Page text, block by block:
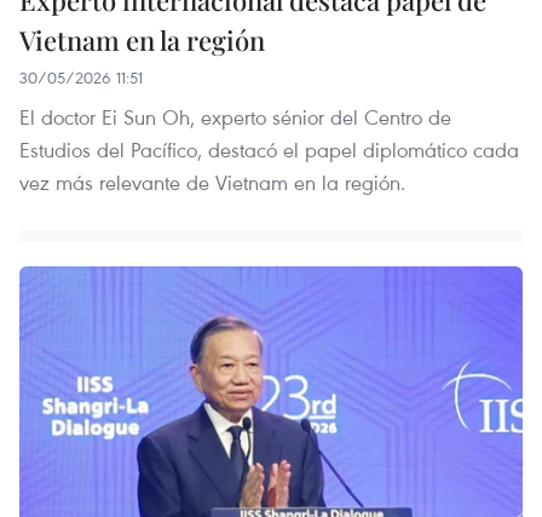
Vietnam en la región
30/05/2026 11:51
El doctor Ei Sun Oh, experto sénior del Centro de
Estudios del Pacífico, destacó el papel diplomático cada
vez más relevante de Vietnam en la región.